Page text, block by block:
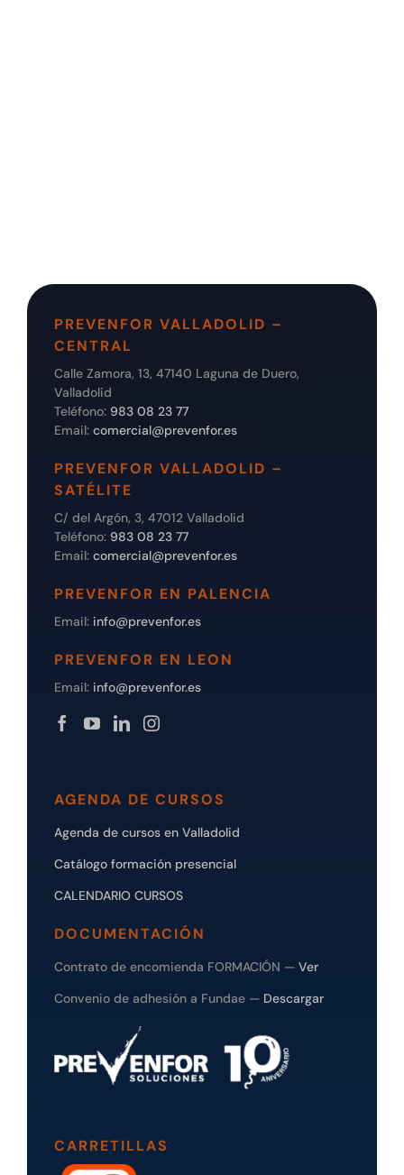
PREVENFOR VALLADOLID –
CENTRAL
Calle Zamora, 13, 47140 Laguna de Duero,
Valladolid
Teléfono: 983 08 23 77
Email: comercial@prevenfor.es
PREVENFOR VALLADOLID –
SATÉLITE
C/ del Argón, 3, 47012 Valladolid
Teléfono: 983 08 23 77
Email: comercial@prevenfor.es
PREVENFOR EN PALENCIA
Email: info@prevenfor.es
PREVENFOR EN LEON
Email: info@prevenfor.es
AGENDA DE CURSOS
Agenda de cursos en Valladolid
Catálogo formación presencial
CALENDARIO CURSOS
DOCUMENTACIÓN
Contrato de encomienda FORMACIÓN — Ver
Convenio de adhesión a Fundae — Descargar
CARRETILLAS